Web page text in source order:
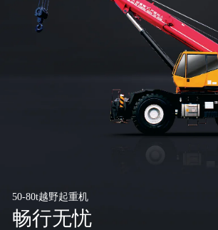
50-80t越野起重机
畅行无忧